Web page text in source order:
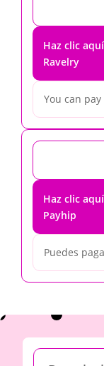
Haz clic
Ravelry
You can
Haz clic
Payhip
Puedes